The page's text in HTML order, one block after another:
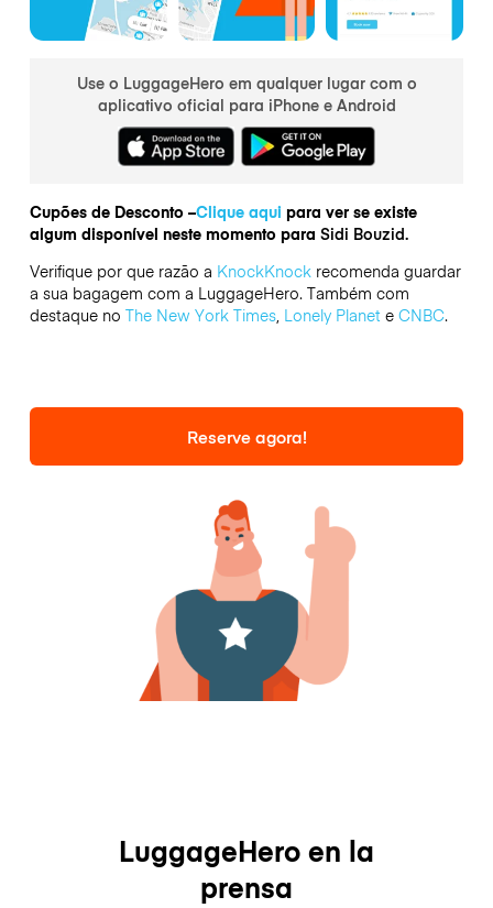
Use o LuggageHero em qualquer lugar com o
aplicativo oficial para iPhone e Android
Cupões de Desconto –Clique aqui para ver se existe
algum disponível neste momento para Sidi Bouzid.
Verifique por que razão a KnockKnockrecomenda guardar
a sua bagagem com a LuggageHero. Também com
destaque no The New York Times, Lonely Planete CNBC.
Reserve agora!
LuggageHero en la
prensa